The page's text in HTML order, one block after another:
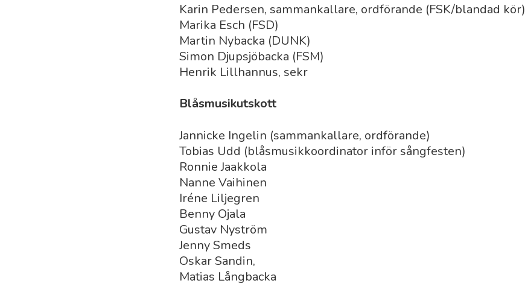
Karin Pedersen, sammankallare, ordförande (FSK/blandad kör)
Marika Esch (FSD)
Martin Nybacka (DUNK)
Simon Djupsjöbacka (FSM)
Henrik Lillhannus, sekr
Blåsmusikutskott
Jannicke Ingelin (sammankallare, ordförande)
Tobias Udd (blåsmusikkoordinator inför sångfesten)
Ronnie Jaakkola
Nanne Vaihinen
Iréne Liljegren
Benny Ojala
Gustav Nyström
Jenny Smeds
Oskar Sandin,
Matias Långbacka